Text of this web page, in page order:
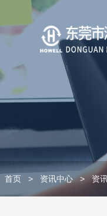
首页 > 资讯中心 > 资